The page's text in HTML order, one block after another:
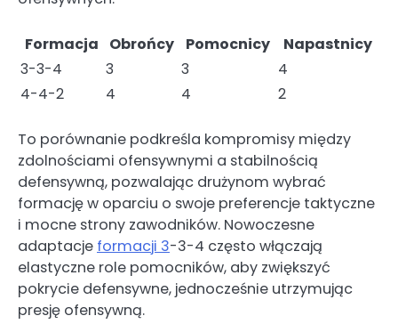
Formacja Obrońcy Pomocnicy
Napastnicy
3-3-4
3 3
4
4-4-2
4 4 2
To porównanie podkreśla kompromisy między
zdolnościami ofensywnymi a stabilnością
defensywną, pozwalając drużynom wybrać
formację w oparciu o swoje preferencje taktyczne
i mocne strony zawodników. Nowoczesne
adaptacje formacji 3-3-4 często włączają
elastyczne role pomocników, aby zwiększyć
pokrycie defensywne, jednocześnie utrzymując
presję ofensywną.